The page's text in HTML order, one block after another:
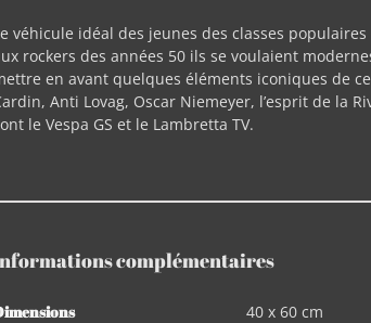
véhicule idéal des jeunes des classes
rockers des années 50 ils se voulaient
en avant quelques éléments iconiques de
Anti Lovag, Oscar Niemeyer, l’esprit de la
le Vespa GS et le Lambretta TV.
complémentaires
40 x 60 cm